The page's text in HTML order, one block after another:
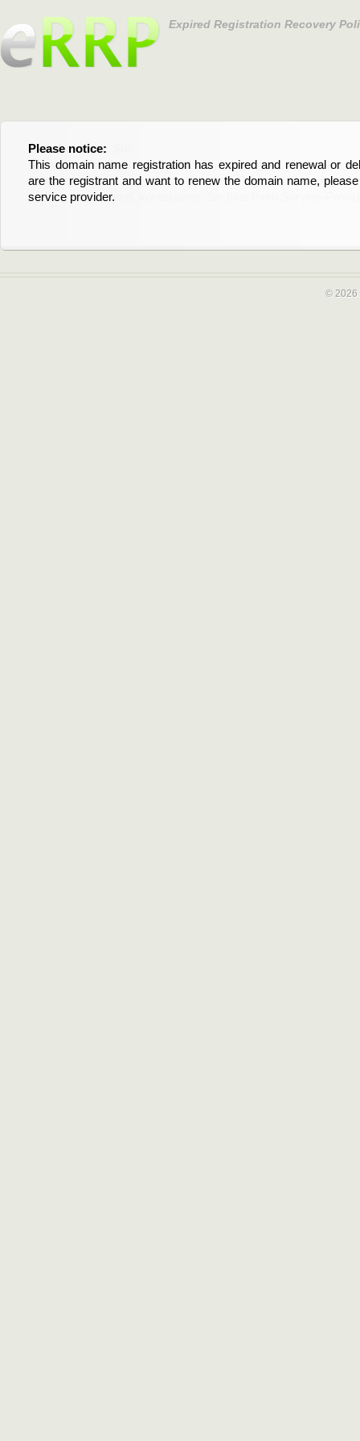
Expired Registration Recovery
Please notice:
This domain name registration has expired and renewal or
are the registrant and want to renew the domain name,
service provider.
Bitte beachten Sie:
Diese Domainregistrierung ist abgelaufen und die
Domain stehen an. Wenn Sie der Registrant sind und
verlängern möchten, kontaktieren Sie bitte Ihren Service-
© 2026